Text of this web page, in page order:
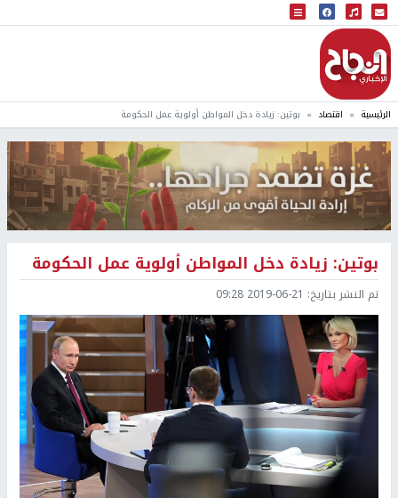
البث المباشر
إذاعة النجاح
الرئيسية اقتصاد بوتين: زيادة دخل المواطن أولوية عمل الحكومة
بوتين: زيادة دخل المواطن أولوية عمل الحكومة
تم النشر بتاريخ: 2019-06-21 09:28